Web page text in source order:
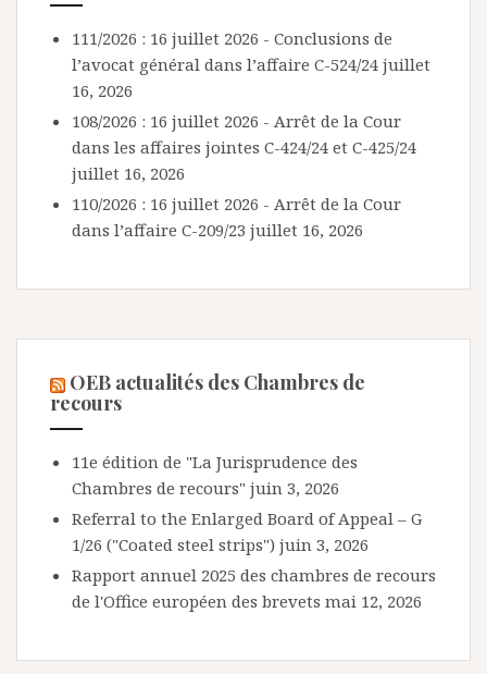
111/2026 : 16 juillet 2026 - Conclusions de
l’avocat général dans l’affaire C-524/24 juillet
16, 2026
108/2026 : 16 juillet 2026 - Arrêt de la Cour
dans les affaires jointes C-424/24 et C-425/24
juillet 16, 2026
110/2026 : 16 juillet 2026 - Arrêt de la Cour
dans l’affaire C-209/23 juillet 16, 2026
OEB actualités des Chambres de
recours
11e édition de "La Jurisprudence des
Chambres de recours" juin 3, 2026
Referral to the Enlarged Board of Appeal – G
1/26 ("Coated steel strips") juin 3, 2026
Rapport annuel 2025 des chambres de recours
de l'Office européen des brevets mai 12, 2026